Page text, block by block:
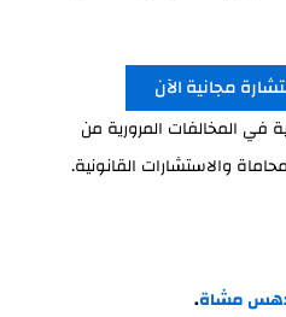
مجانية الآن
في المخالفات المرورية من
والاستشارات القانونية.
دهس مشاة.